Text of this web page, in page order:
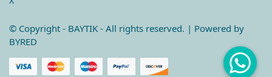
© Copyright - BAYTIK - All rights reserved. | Powered by
BYRED